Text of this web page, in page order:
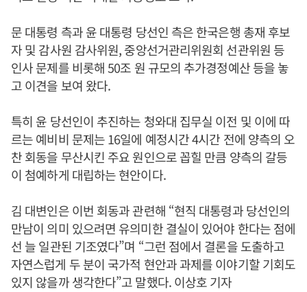
문 대통령 측과 윤 대통령 당선인 측은 한국은행 총재 후보
자 및 감사원 감사위원, 중앙선거관리위원회 선관위원 등
인사 문제를 비롯해 50조 원 규모의 추가경정예산 등을 놓
고 이견을 보여 왔다.
특히 윤 당선인이 추진하는 청와대 집무실 이전 및 이에 따
르는 예비비 문제는 16일에 예정시간 4시간 전에 양측의 오
찬 회동을 무산시킨 주요 원인으로 꼽힐 만큼 양측의 갈등
이 첨예하게 대립하는 현안이다.
김 대변인은 이번 회동과 관련해 “현직 대통령과 당선인의
만남이 의미 있으려면 유의미한 결실이 있어야 한다는 점에
선 늘 일관된 기조였다”며 “그런 점에서 결론을 도출하고
자연스럽게 두 분이 국가적 현안과 과제를 이야기할 기회도
있지 않을까 생각한다”고 말했다. 이상호 기자